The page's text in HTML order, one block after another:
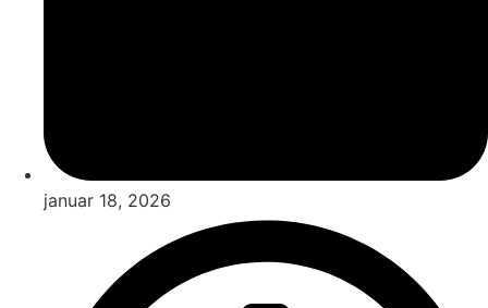
januar 18, 2026